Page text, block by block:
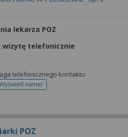
lekarza POZ
wizytę telefonicznie
telefonicznego kontaktu
Wyświetl numertelefonu do rejestracji
POZ